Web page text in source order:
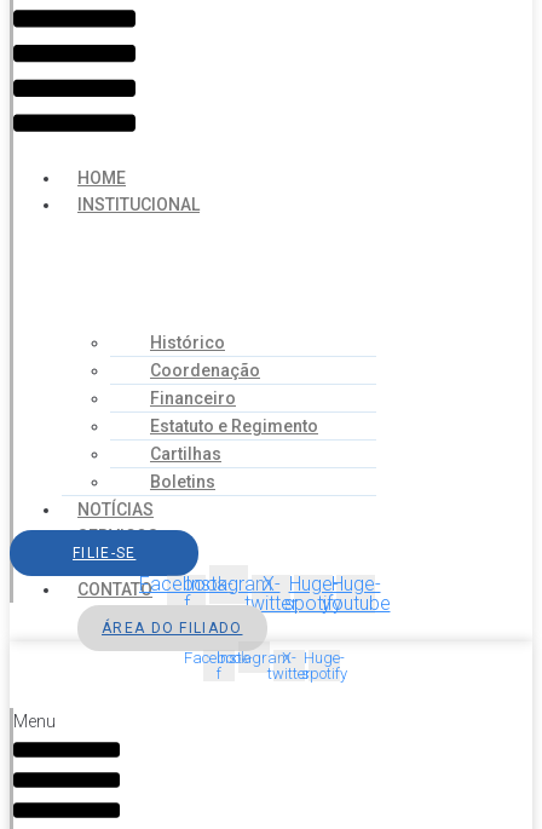
HOME
INSTITUCIONAL
Histórico
Coordenação
Financeiro
Estatuto e Regimento
Cartilhas
Boletins
NOTÍCIAS
SERVIÇOS
AGENDA
CONTATO
FILIE-SE
Facebook-
f
InstagramX-
twitter
Huge-
spotify
Huge-
youtube
ÁREA DO FILIADO
Facebook-
f
InstagramX-
twitter
Huge-
spotify
Menu